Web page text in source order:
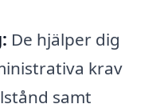
De hjälper dig
krav
samt